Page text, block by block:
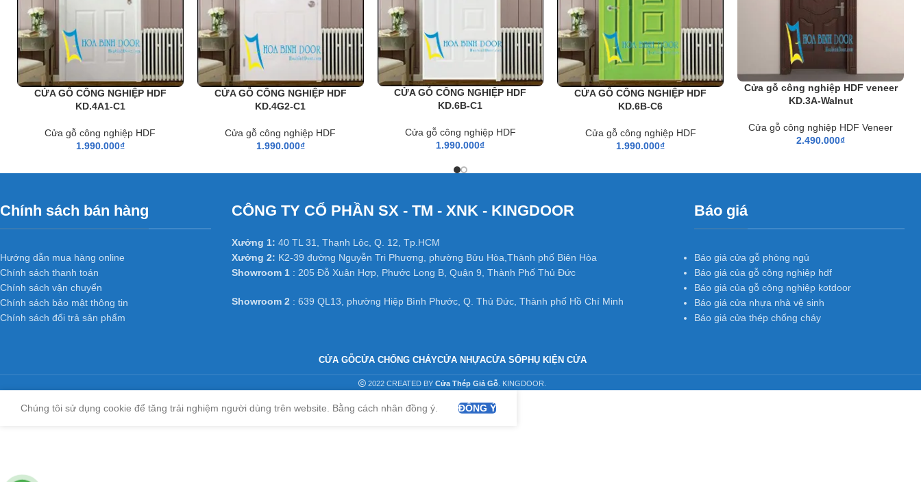
CỬA GỖ CÔNG NGHIỆP HDF
KD.4A1-C1
Cửa gỗ công nghiệp HDF
1.990.000₫
CỬA GỖ CÔNG NGHIỆP HDF
KD.4G2-C1
Cửa gỗ công nghiệp HDF
1.990.000₫
CỬA GỖ CÔNG NGHIỆP HDF
KD.6B-C1
Cửa gỗ công nghiệp HDF
1.990.000₫
CỬA GỖ CÔNG NGHIỆP HDF
KD.6B-C6
Cửa gỗ công nghiệp HDF
1.990.000₫
Cửa gỗ công nghiệp HDF veneer
KD.3A-Walnut
Cửa gỗ công nghiệp HDF Veneer
2.490.000₫
Chính sách bán hàng
Hướng dẫn mua hàng online
Chính sách thanh toán
Chính sách vận chuyển
Chính sách bảo mật thông tin
Chính sách đổi trả sản phẩm
CÔNG TY CỔ PHẦN SX - TM - XNK - KINGDOOR
Xưởng 1: 40 TL 31, Thạnh Lộc, Q. 12, Tp.HCM
Xưởng 2: K2-39 đường Nguyễn Tri Phương, phường Bửu Hòa,Thành phố Biên Hòa
Showroom 1: 205 Đỗ Xuân Hợp, Phước Long B, Quận 9, Thành Phố Thủ Đức
Showroom 2 : 639 QL13, phường Hiệp Bình Phước, Q. Thủ Đức, Thành phố Hồ Chí Minh
Báo giá
Báo giá cửa gỗ phòng ngủ
Báo giá của gỗ công nghiệp hdf
Báo giá của gỗ công nghiệp kotdoor
Báo giá cửa nhựa nhà vệ sinh
Báo giá cửa thép chống cháy
CỬA GỖCỬA CHỐNG CHÁYCỬA NHỰACỬA SỔPHỤ KIỆN CỬA
2022 CREATED BY Cửa Thép Giả Gỗ . KINGDOOR.
Chúng tôi sử dụng cookie để tăng trải nghiệm người dùng trên website. Bằng cách nhân đồng ý. ĐỒNG Ý